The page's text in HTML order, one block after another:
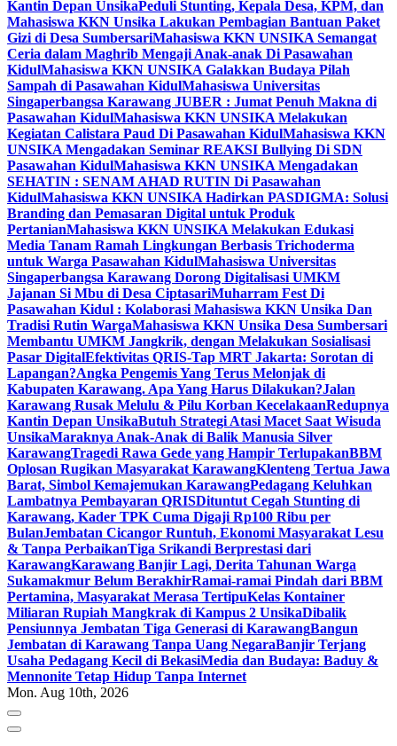
Kantin Depan UnsikaPeduli Stunting, Kepala Desa, KPM, dan
Mahasiswa KKN Unsika Lakukan Pembagian Bantuan Paket
Gizi di Desa SumbersariMahasiswa KKN UNSIKA Semangat
Ceria dalam Maghrib Mengaji Anak-anak Di Pasawahan
KidulMahasiswa KKN UNSIKA Galakkan Budaya Pilah
Sampah di Pasawahan KidulMahasiswa Universitas
Singaperbangsa Karawang JUBER : Jumat Penuh Makna di
Pasawahan KidulMahasiswa KKN UNSIKA Melakukan
Kegiatan Calistara Paud Di Pasawahan KidulMahasiswa KKN
UNSIKA Mengadakan Seminar REAKSI Bullying Di SDN
Pasawahan KidulMahasiswa KKN UNSIKA Mengadakan
SEHATIN : SENAM AHAD RUTIN Di Pasawahan
KidulMahasiswa KKN UNSIKA Hadirkan PASDIGMA: Solusi
Branding dan Pemasaran Digital untuk Produk
PertanianMahasiswa KKN UNSIKA Melakukan Edukasi
Media Tanam Ramah Lingkungan Berbasis Trichoderma
untuk Warga Pasawahan KidulMahasiswa Universitas
Singaperbangsa Karawang Dorong Digitalisasi UMKM
Jajanan Si Mbu di Desa CiptasariMuharram Fest Di
Pasawahan Kidul : Kolaborasi Mahasiswa KKN Unsika Dan
Tradisi Rutin WargaMahasiswa KKN Unsika Desa Sumbersari
Membantu UMKM Jangkrik, dengan Melakukan Sosialisasi
Pasar DigitalEfektivitas QRIS-Tap MRT Jakarta: Sorotan di
Lapangan?Angka Pengemis Yang Terus Melonjak di
Kabupaten Karawang. Apa Yang Harus Dilakukan?Jalan
Karawang Rusak Melulu & Pilu Korban KecelakaanRedupnya
Kantin Depan UnsikaButuh Strategi Atasi Macet Saat Wisuda
UnsikaMaraknya Anak-Anak di Balik Manusia Silver
KarawangTragedi Rawa Gede yang Hampir TerlupakanBBM
Oplosan Rugikan Masyarakat KarawangKlenteng Tertua Jawa
Barat, Simbol Kemajemukan KarawangPedagang Keluhkan
Lambatnya Pembayaran QRISDituntut Cegah Stunting di
Karawang, Kader TPK Cuma Digaji Rp100 Ribu per
BulanJembatan Cicangor Runtuh, Ekonomi Masyarakat Lesu
& Tanpa PerbaikanTiga Srikandi Berprestasi dari
KarawangKarawang Banjir Lagi, Derita Tahunan Warga
Sukamakmur Belum BerakhirRamai-ramai Pindah dari BBM
Pertamina, Masyarakat Merasa TertipuKelas Kontainer
Miliaran Rupiah Mangkrak di Kampus 2 UnsikaDibalik
Pensiunnya Jembatan Tiga Generasi di KarawangBangun
Jembatan di Karawang Tanpa Uang NegaraBanjir Terjang
Usaha Pedagang Kecil di BekasiMedia dan Budaya: Baduy &
Mennonite Tetap Hidup Tanpa Internet
Mon. Aug 10th, 2026